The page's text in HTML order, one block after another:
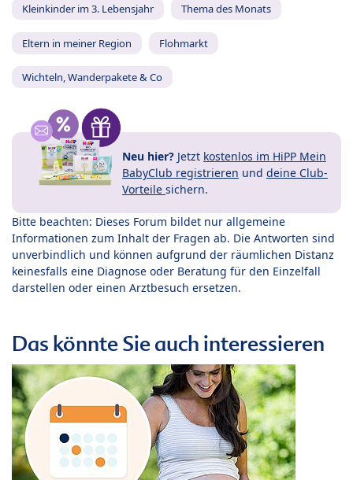
Kleinkinder im 3. Lebensjahr Thema des Monats
Eltern in meiner Region Flohmarkt
Wichteln, Wanderpakete & Co
Neu hier? Jetzt kostenlos im HiPP Mein
BabyClub registrieren und deine Club-
Vorteile sichern.
Bitte beachten: Dieses Forum bildet nur allgemeine
Informationen zum Inhalt der Fragen ab. Die Antworten sind
unverbindlich und können aufgrund der räumlichen Distanz
keinesfalls eine Diagnose oder Beratung für den Einzelfall
darstellen oder einen Arztbesuch ersetzen.
Das könnte Sie auch interessieren